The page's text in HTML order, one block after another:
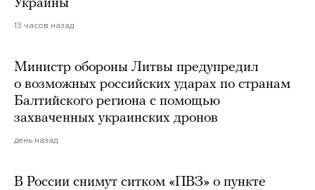
Украины
13 часов назад
Министр обороны Литвы предупредил
о возможных российских ударах по странам
Балтийского региона с помощью
захваченных украинских дронов
день назад
В России снимут ситком «ПВЗ» о пункте